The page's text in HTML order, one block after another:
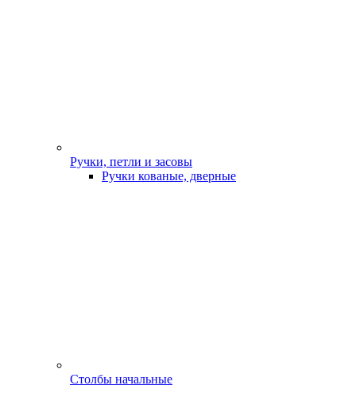
Ручки, петли и засовы
Ручки кованые, дверные
Столбы начальные